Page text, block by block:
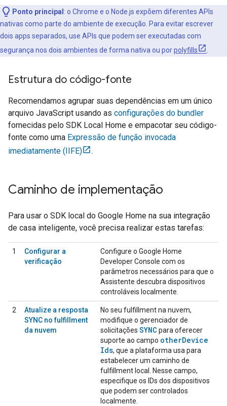
Ponto principal : o Chrome e o Node.js expõem diferentes APIs
nativas como parte do ambiente de execução. Para evitar escrever
dois apps separados, use APIs que podem ser executadas com
segurança nos dois ambientes de forma nativa ou porpolyfills
Estrutura do código-fonte
Recomendamos agrupar suas dependências em um único
arquivo JavaScript usando as configurações do bundler
fornecidas pelo SDK Local Home e empacotar seu código-
fonte como uma Expressão de função invocada
imediatamente (IIFE)
.
Caminho de implementação
Para usar o SDK local do Google Home na sua integração
de casa inteligente, você precisa realizar estas tarefas:
1
Configurar a
verificação
Configure o Google Home
Developer Console com os
parâmetros necessários para que o
Assistente descubra dispositivos
controláveis localmente.
2
Atualize a resposta
SYNC no fulfillment
da nuvem
No seu fulfillment na nuvem,
modifique o gerenciador de
solicitações SYNC para oferecer
suporte ao campo otherDevice
Ids, que a plataforma usa para
estabelecer um caminho de
fulfillment local. Nesse campo,
especifique os IDs dos dispositivos
que podem ser controlados
localmente.